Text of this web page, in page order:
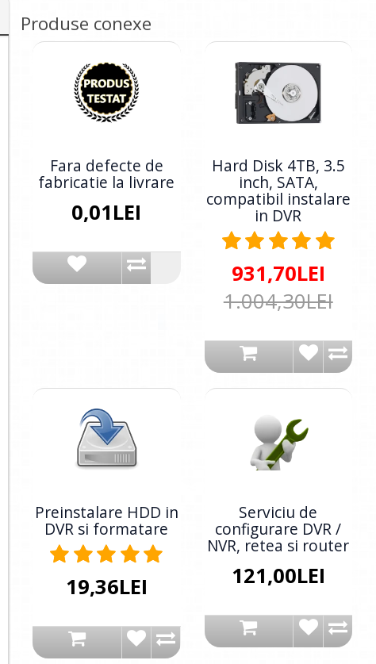
Produse conexe
Fara defecte de
fabricatie la livrare
0,01LEI
Hard Disk 4TB, 3.5
inch, SATA,
compatibil instalare
in DVR
931,70LEI
1.004,30LEI
Preinstalare HDD in
DVR si formatare
19,36LEI
Serviciu de
configurare DVR /
NVR, retea si router
121,00LEI